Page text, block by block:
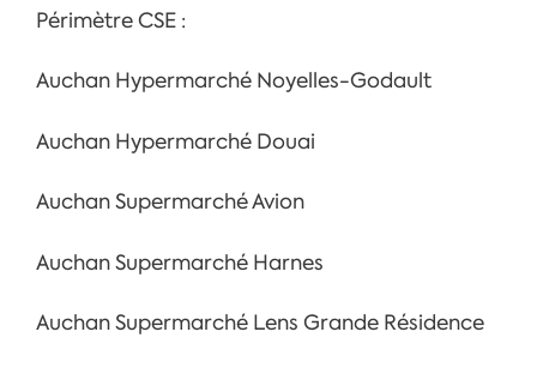
Périmètre CSE :
Auchan Hypermarché Noyelles-Godault
Auchan Hypermarché Douai
Auchan Supermarché Avion
Auchan Supermarché Harnes
Auchan Supermarché Lens Grande Résidence